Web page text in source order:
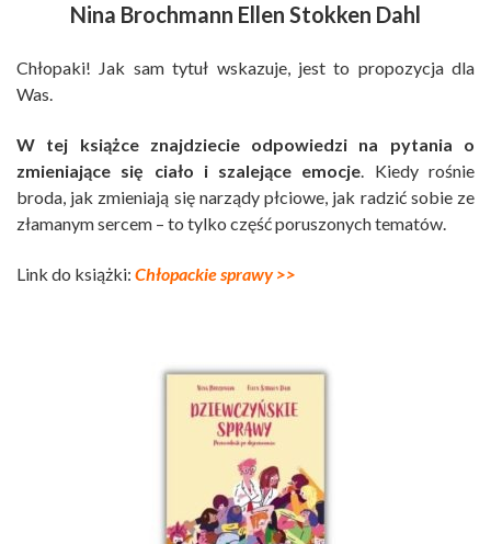
Nina Brochmann Ellen Stokken Dahl
Chłopaki! Jak sam tytuł wskazuje, jest to propozycja dla
Was.
W tej książce znajdziecie odpowiedzi na pytania o
zmieniające się ciało i szalejące emocje. Kiedy rośnie
broda, jak zmieniają się narządy płciowe, jak radzić sobie ze
złamanym sercem – to tylko część poruszonych tematów.
Link do książki: Chłopackie sprawy >>